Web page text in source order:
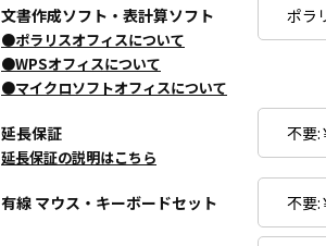
文書作成ソフト・表計算ソフト
●ポラリスオフィスについて
●WPSオフィスについて
●マイクロソフトオフィスについて
延長保証
延長保証の説明はこちら
有線 マウス・キーボードセット